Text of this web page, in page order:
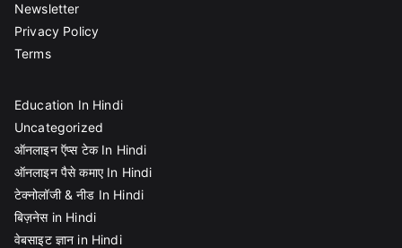
Newsletter
Privacy Policy
Terms
Education In Hindi
Uncategorized
ऑनलाइन ऍप्स टेक In Hindi
ऑनलाइन पैसे कमाए In Hindi
टेक्नोलॉजी & नीड In Hindi
बिज़नेस in Hindi
वेबसाइट ज्ञान in Hindi